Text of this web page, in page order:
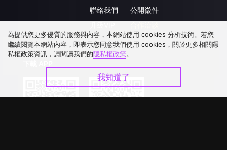
聯絡我們
公開徵件
為提供您更多優質的服務與內容，本網站使用 cookies 分析技術。若您
繼續閱覽本網站內容，即表示您同意我們使用 cookies，關於更多相關隱
私權政策資訊，請閱讀我們的隱私權政策。
我知道了